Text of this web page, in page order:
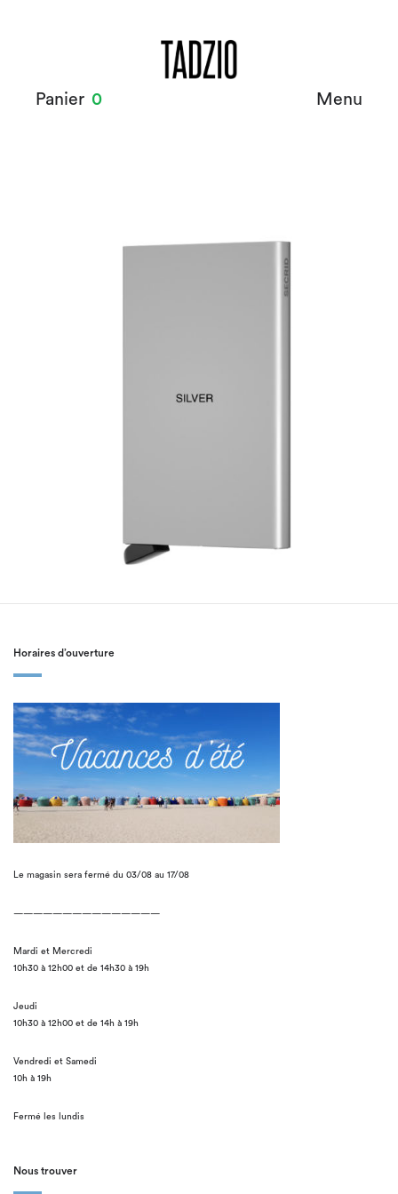
Panier 0 Menu
Horaires d’ouverture
Le magasin sera fermé du 03/08 au 17/08
———————————————
Mardi et Mercredi
10h30 à 12h00 et de 14h30 à 19h
Jeudi
10h30 à 12h00 et de 14h à 19h
Vendredi et Samedi
10h à 19h
Fermé les lundis
Nous trouver